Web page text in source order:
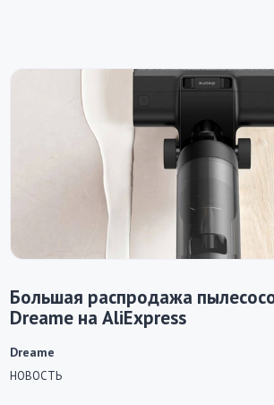
Большая распродажа
Dreame на AliExpress
НОВОСТЬ
Dreame